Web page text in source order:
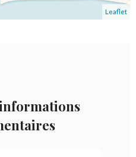
Leaflet